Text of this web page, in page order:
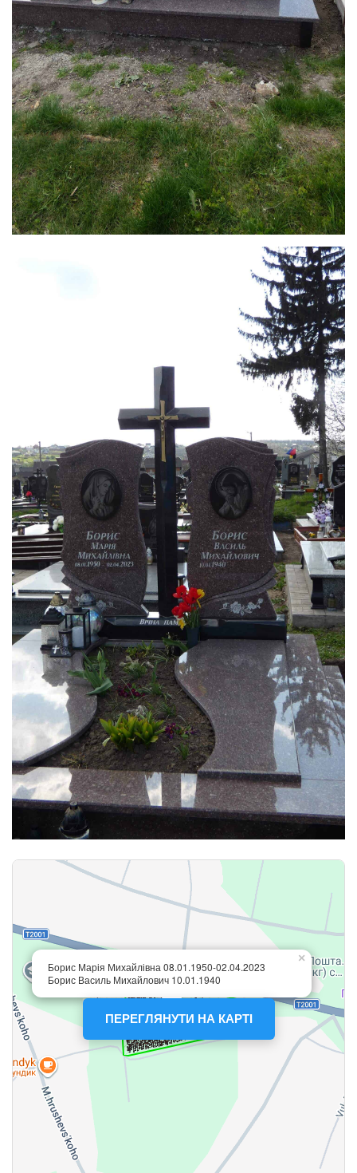
ПЕРЕГЛЯНУТИ НА КАРТІ